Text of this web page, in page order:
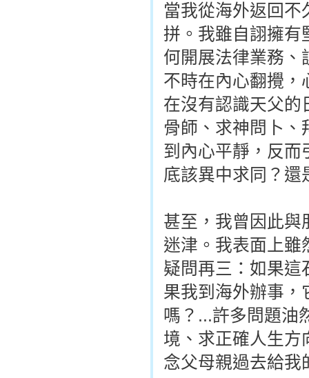
當我從海外返回不
拼。我雖自詡擁有
何開展法律業務
不時在內心翻攪，
在沒有認識天父的
骨師、求神問卜、
到內心平靜，反而
底該異中求同？還
甚至，我曾因此與
迷津。我表面上雖
疑問再三：如果這
果我到海外辦事，
嗎？...許多問題油
境、求正確人生方
念父母親過去給我